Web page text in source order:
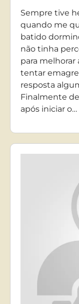
Sempre tive
quando me
batido
não tinha
para melhorar
tentar
resposta
Finalmente
após iniciar o…